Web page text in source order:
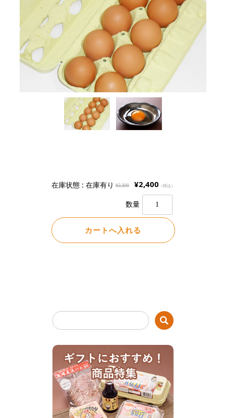
在庫状態 : 在庫有り ¥2,300 ¥2,400 （税込）
数量